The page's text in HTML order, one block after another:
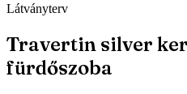
Látványterv
Travertin silver
fürdőszoba